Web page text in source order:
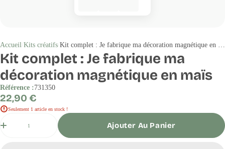
Accueil Kits créatifs Kit complet : Je fabrique ma décoration magnétique en maïs
Kit complet : Je fabrique ma
décoration magnétique en maïs
Référence :731350
Prix
régulier
22,90 €
Seulement 1 article en stock !
Ajouter Au Panier